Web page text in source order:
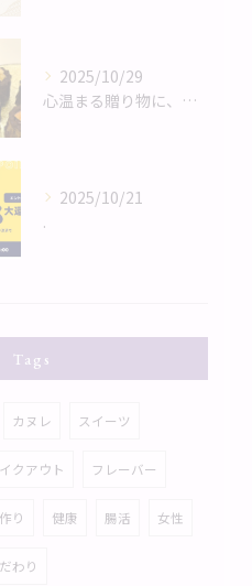
2025/10/29
心温まる贈り物に、米粉カヌレはいかがでしょうか。
2025/10/21
.
Tags
カヌレ スイーツ
クアウト フレーバー
り 健康 腸活 女性
わり